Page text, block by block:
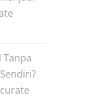
Tanpa